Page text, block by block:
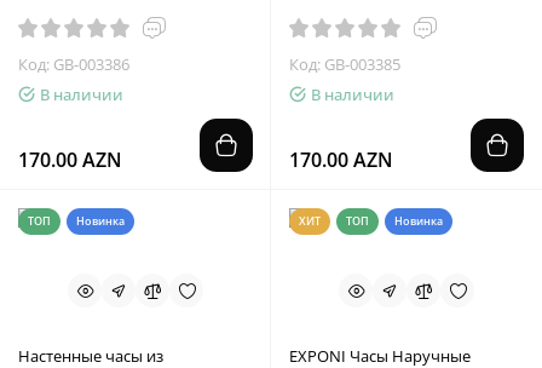
Код: GB-003386
В наличии
170.00 AZN
Код: GB-003385
В наличии
170.00 AZN
ТОП Новинка
Настенные часы из
ХИТ ТОП Новинка
EXPONI Часы Наручные